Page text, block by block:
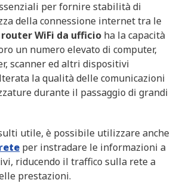
per fornire stabilità di
della connessione internet tra le
router WiFi da ufficio ha la capacità
un numero elevato di computer,
scanner ed altri dispositivi
la qualità delle comunicazioni
durante il passaggio di grandi
utile, è possibile utilizzare anche
per instradare le informazioni a
riducendo il traffico sulla rete a
prestazioni.